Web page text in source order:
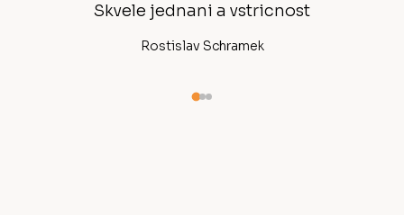
Skvele jednani a vstricnost
Rostislav Schramek